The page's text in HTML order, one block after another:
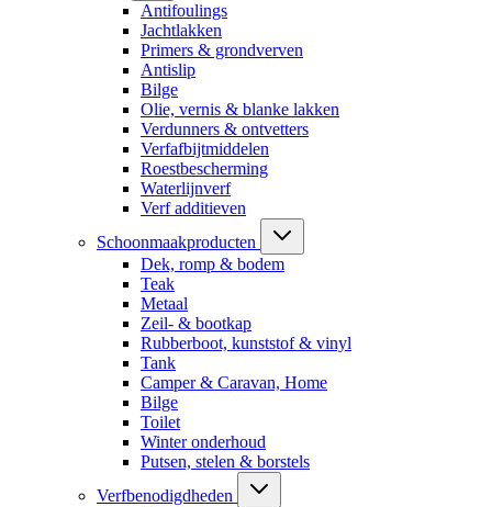
Antifoulings
Jachtlakken
Primers & grondverven
Antislip
Bilge
Olie, vernis & blanke lakken
Verdunners & ontvetters
Verfafbijtmiddelen
Roestbescherming
Waterlijnverf
Verf additieven
Schoonmaakproducten
Dek, romp & bodem
Teak
Metaal
Zeil- & bootkap
Rubberboot, kunststof & vinyl
Tank
Camper & Caravan, Home
Bilge
Toilet
Winter onderhoud
Putsen, stelen & borstels
Verfbenodigdheden